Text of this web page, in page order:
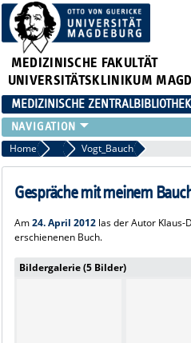
MEDIZINISCHE FAKULTÄT
UNIVERSITÄTSKLINIKUM
MEDIZINISCHE ZENTRALBIBLIOTHEK
LITERATURSUCHE
SERVICE
INFORMATIONSKOMPETENZ
PUBLIZIEREN
SUCHE A-Z
Home 2012 Vogt_Bauch
Gespräche mit meinem
Am24. April 2012las der Autor Klaus-
erschienenen Buch.
Bildergalerie (5 Bilder)